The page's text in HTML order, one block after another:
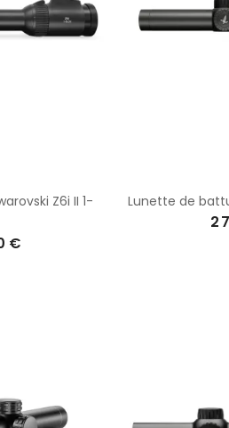
Z6i II 1-
€
Lunette de
2